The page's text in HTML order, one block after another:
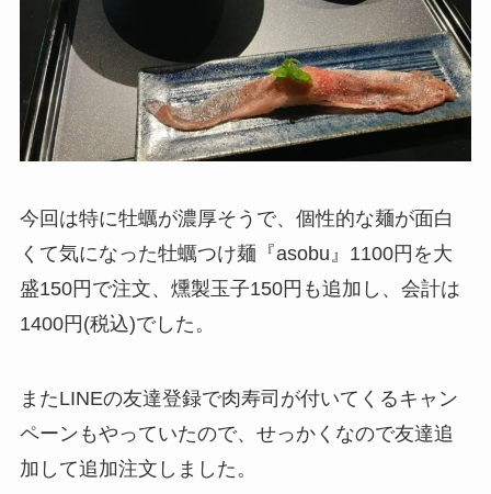
今回は特に牡蠣が濃厚そうで、個性的な麺が面白
くて気になった牡蠣つけ麺『asobu』1100円を大
盛150円で注文、燻製玉子150円も追加し、会計は
1400円(税込)でした。
またLINEの友達登録で肉寿司が付いてくるキャン
ペーンもやっていたので、せっかくなので友達追
加して追加注文しました。